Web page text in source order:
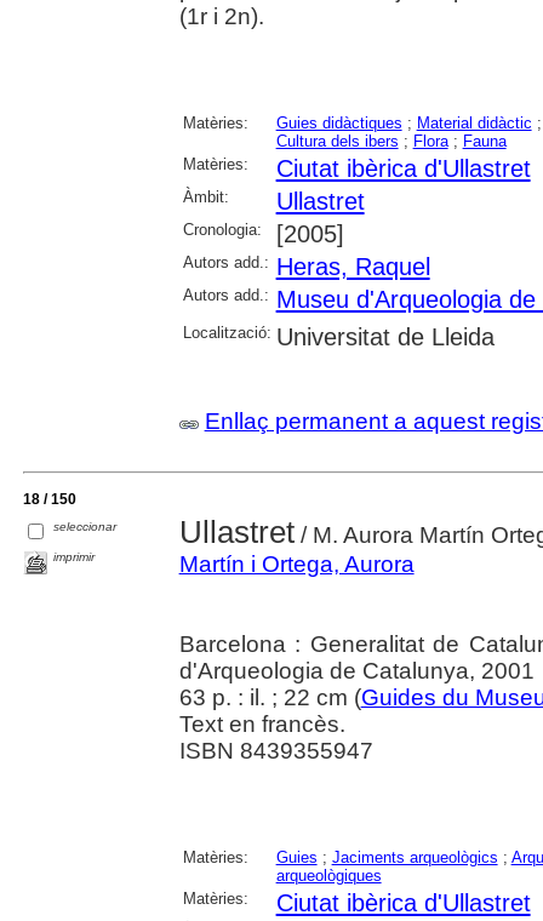
(1r i 2n).
Matèries: Guies didàctiques ; Material didàctic
Cultura dels ibers ; Flora; Fauna
Matèries:
Ciutat ibèrica d'Ullastret
Àmbit: Ullastret
Cronologia: [2005]
Autors add.: Heras, Raquel
Autors add.: Museu d'Arqueologia de
Localització: Universitat de Lleida
Enllaç permanent a aquest
18 / 150
seleccionar
imprimir
Ullastret/ M. Aurora Martín
Martín i Ortega, Aurora
Barcelona : Generalitat de
d'Arqueologia de Catalunya, 2001
63 p. : il. ; 22 cm (Guides du
Text en francès.
ISBN 8439355947
Matèries: Guies ; Jaciments arqueològics ;
arqueològiques
Matèries:
Ciutat ibèrica d'Ullastret